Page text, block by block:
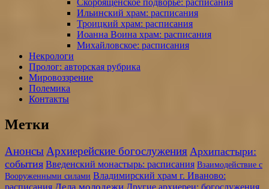
Ильинский храм: расписания
Троицкий храм: расписания
Иоанна Воина храм: расписания
Михайловское: расписания
Некрологи
Пролог: авторская рубрика
Мировоззрение
Полемика
Контакты
Метки
Анонсы Архиерейские богослужения Архипастыри:
события Введенский монастырь: расписания Взаимодействие с
Вооруженными силами Владимирский храм г. Иваново:
расписания Дела молодежи Другие архиереи: богослужения